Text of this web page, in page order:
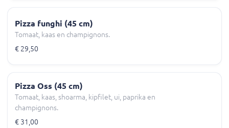
Pizza funghi (45 cm)
Tomaat, kaas en champignons.
€ 29,50
Pizza Oss (45 cm)
Tomaat, kaas, shoarma, kipfilet, ui, paprika en
champignons.
€ 31,00